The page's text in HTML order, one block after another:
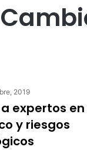
2019
a expertos en
y riesgos